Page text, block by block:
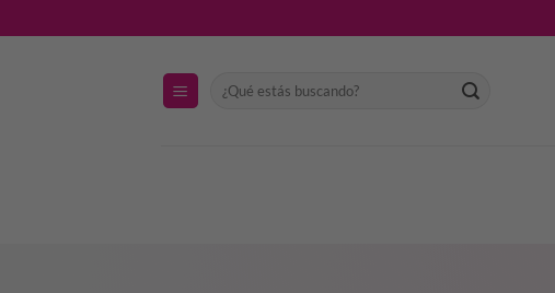
al
Buscar
por: